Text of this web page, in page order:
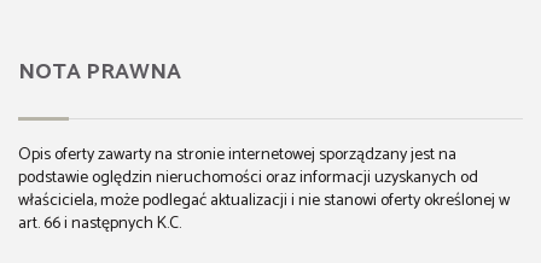
NOTA PRAWNA
Opis oferty zawarty na stronie internetowej sporządzany jest na
podstawie oględzin nieruchomości oraz informacji uzyskanych od
właściciela, może podlegać aktualizacji i nie stanowi oferty określonej w
art. 66 i następnych K.C.